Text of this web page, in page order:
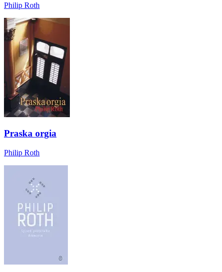
Philip Roth
Praska orgia
Philip Roth